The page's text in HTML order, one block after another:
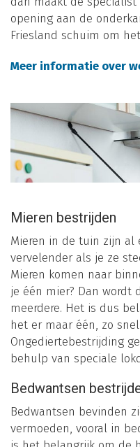
opening aan de
Friesland schuim om
Meer informatie over
Mieren bestrijden
Mieren in de tuin zijn al
vervelender als je ze
Mieren komen naar
je één mier? Dan wordt
meerdere. Het is dus
het er maar één, zo
Ongediertebestrijding
behulp van speciale
Bedwantsen
Bedwantsen bevinden
vermoeden, vooral in